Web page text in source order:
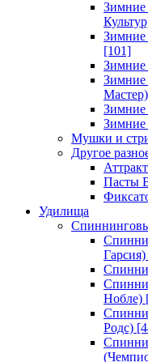
Зимние
Зимние
[101]
Зимние
Зимние
Мастер)
Зимние
Зимние
Мушки и
Другое
Пасты
Удилища
Гарсия)
Нобле)
Родс)